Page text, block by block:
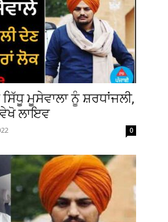
ਮੂਸੇਵਾਲਾ ਨੂੰ ਸ਼ਰਧਾਂਜਲੀ,
ਲਾਇਵ
0